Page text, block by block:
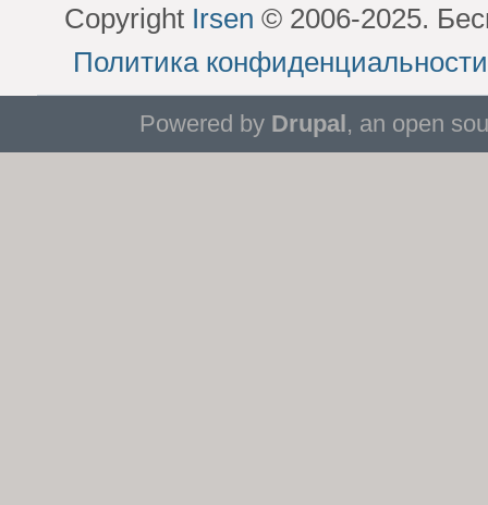
Copyright Irsen © 2006-2025.
Политика
Powered by Drupal, an open